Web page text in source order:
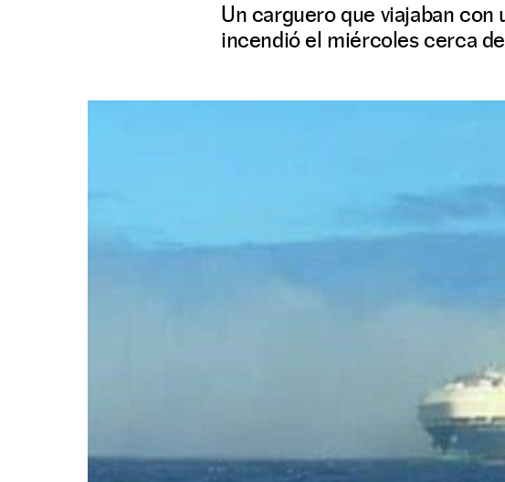
Un carguero que viajaban
incendió el miércoles cerca